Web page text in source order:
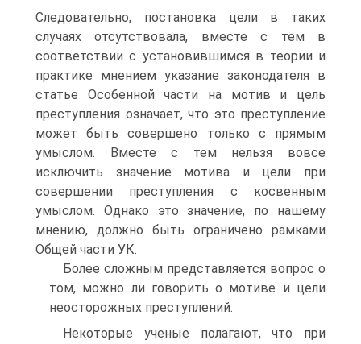
Следовательно, постановка цели в таких
случаях отсутствовала, вместе с тем в
соответствии с установившимся в теории и
практике мнением указание законодателя в
статье Особенной части на мотив и цель
преступления означает, что это преступление
может быть совершено только с прямым
умыслом. Вместе с тем нельзя вовсе
исключить значение мотива и цели при
совершении преступления с косвенным
умыслом. Однако это значение, по нашему
мнению, должно быть ограничено рамками
Общей части УК.
Более сложным представляется вопрос о
том, можно ли говорить о мотиве и цели
неосторожных преступлений.
Некоторые ученые полагают, что при